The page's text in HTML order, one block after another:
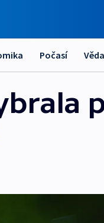
Počasí Věda